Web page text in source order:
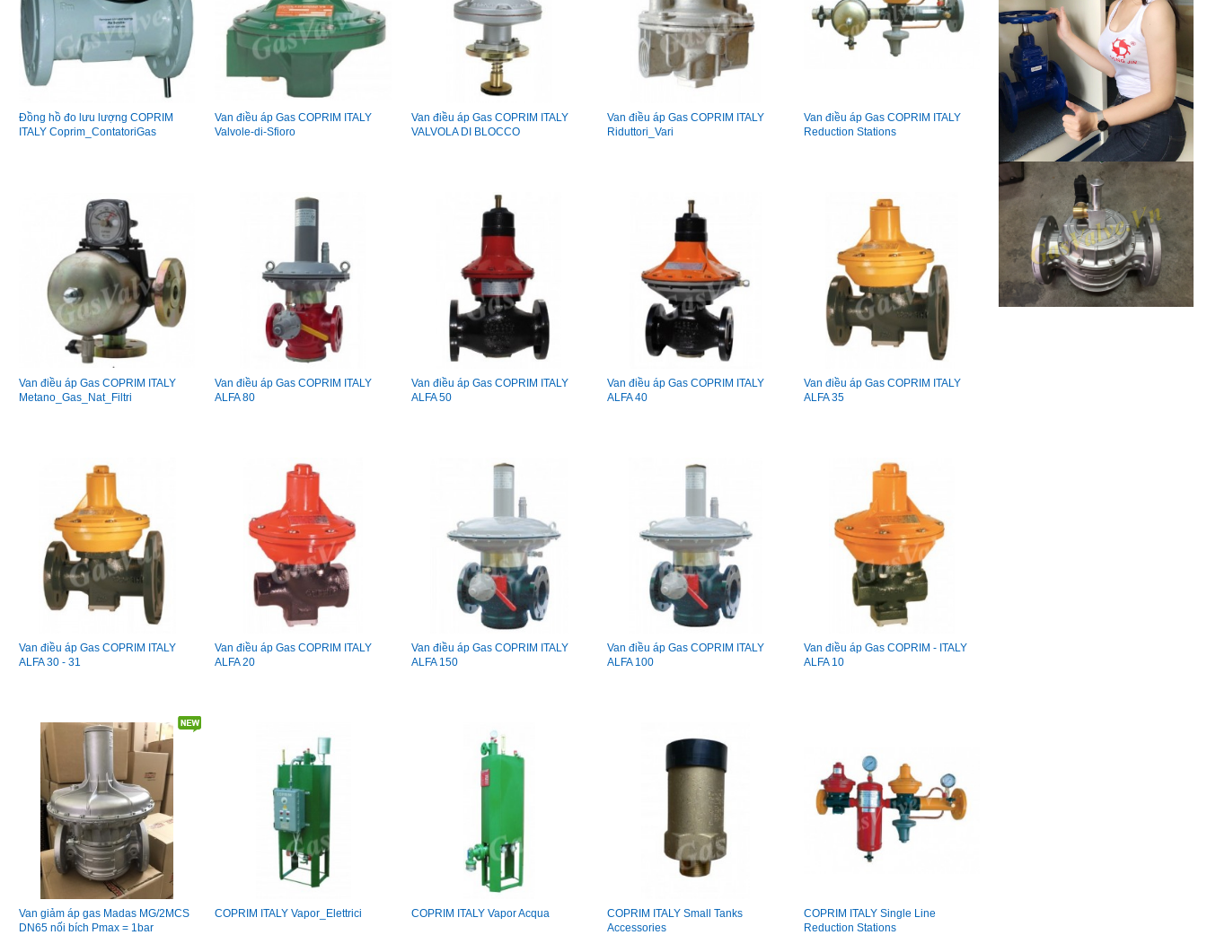
Đồng hồ đo lưu lượng COPRIM
ITALY Coprim_ContatoriGas
Van điều áp Gas COPRIM ITALY
Valvole-di-Sfioro
Van điều áp Gas COPRIM ITALY
VALVOLA DI BLOCCO
Van điều áp Gas COPRIM ITALY
Riduttori_Vari
Van điều áp Gas COPRIM ITALY
Reduction Stations
Van điều áp Gas COPRIM ITALY
Metano_Gas_Nat_Filtri
Van điều áp Gas COPRIM ITALY
ALFA 80
Van điều áp Gas COPRIM ITALY
ALFA 50
Van điều áp Gas COPRIM ITALY
ALFA 40
Van điều áp Gas COPRIM ITALY
ALFA 35
Van điều áp Gas COPRIM ITALY
ALFA 30 - 31
Van điều áp Gas COPRIM ITALY
ALFA 20
Van điều áp Gas COPRIM ITALY
ALFA 150
Van điều áp Gas COPRIM ITALY
ALFA 100
Van điều áp Gas COPRIM - ITALY
ALFA 10
Van giảm áp gas Madas MG/2MCS
DN65 nối bích Pmax = 1bar
COPRIM ITALY Vapor_Elettrici COPRIM ITALY Vapor Acqua
COPRIM ITALY Small Tanks
Accessories
COPRIM ITALY Single Line
Reduction Stations